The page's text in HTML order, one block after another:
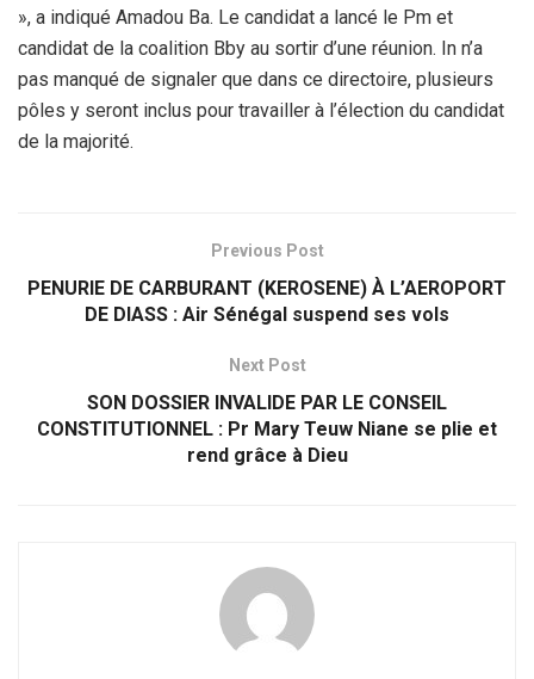
», a indiqué Amadou Ba. Le candidat a lancé le Pm et
candidat de la coalition Bby au sortir d’une réunion. In n’a
pas manqué de signaler que dans ce directoire, plusieurs
pôles y seront inclus pour travailler à l’élection du candidat
de la majorité.
Previous Post
PENURIE DE CARBURANT (KEROSENE) À L’AEROPORT
DE DIASS : Air Sénégal suspend ses vols
Next Post
SON DOSSIER INVALIDE PAR LE CONSEIL
CONSTITUTIONNEL : Pr Mary Teuw Niane se plie et
rend grâce à Dieu